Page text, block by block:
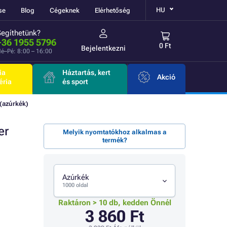
Blog Cégeknek Elérhetőség HU
1955 5796
8:00 – 16:00 Bejelentkezni 0 Ft
Háztartás, kert
és sport
Akció
Melyik nyomtatókhoz alkalmas a
termék?
Azúrkék
1000 oldal
Raktáron > 10 db, kedden Önnél
3 860 Ft